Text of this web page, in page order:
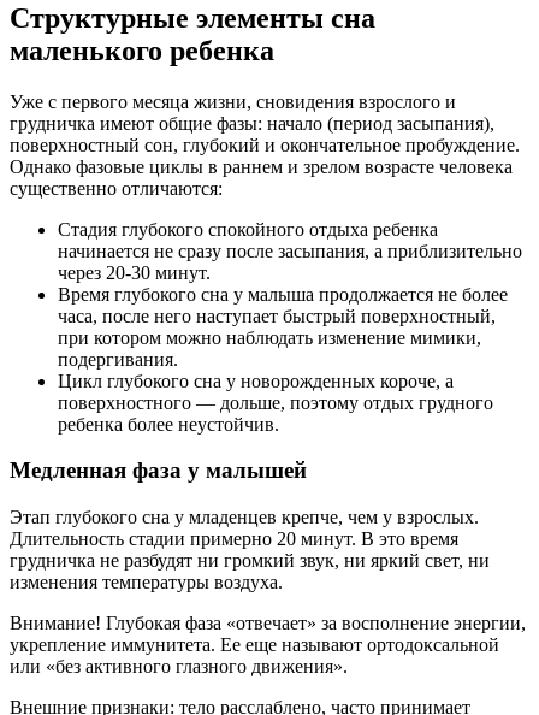
Структурные элементы сна
маленького ребенка
Уже с первого месяца жизни, сновидения взрослого и
грудничка имеют общие фазы: начало (период засыпания),
поверхностный сон, глубокий и окончательное пробуждение.
Однако фазовые циклы в раннем и зрелом возрасте человека
существенно отличаются:
Стадия глубокого спокойного отдыха ребенка
начинается не сразу после засыпания, а приблизительно
через 20-30 минут.
Время глубокого сна у малыша продолжается не более
часа, после него наступает быстрый поверхностный,
при котором можно наблюдать изменение мимики,
подергивания.
Цикл глубокого сна у новорожденных короче, а
поверхностного — дольше, поэтому отдых грудного
ребенка более неустойчив.
Медленная фаза у малышей
Этап глубокого сна у младенцев крепче, чем у взрослых.
Длительность стадии примерно 20 минут. В это время
грудничка не разбудят ни громкий звук, ни яркий свет, ни
изменения температуры воздуха.
Внимание! Глубокая фаза «отвечает» за восполнение энергии,
укрепление иммунитета. Ее еще называют ортодоксальной
или «без активного глазного движения».
Внешние признаки: тело расслаблено, часто принимает